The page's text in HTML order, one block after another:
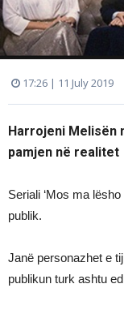
17:26 | 11 July 2019
Harrojeni Melisën
pamjen në realitet
Seriali ‘Mos ma
publik.
Janë personazhet e
publikun turk ashtu